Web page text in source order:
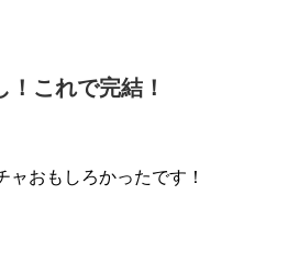
！これで完結！
おもしろかったです！